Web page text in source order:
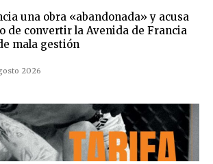
una obra «abandonada» y acusa
de convertir la Avenida de Francia
mala gestión
2026